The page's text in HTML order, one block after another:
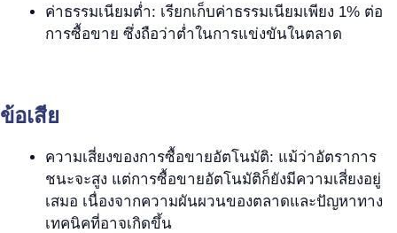
ค่าธรรมเนียมต่ำ: เรียกเก็บค่าธรรมเนียมเพียง 1% ต่อ
การซื้อขาย ซึ่งถือว่าต่ำในการแข่งขันในตลาด
ข้อเสีย
ความเสี่ยงของการซื้อขายอัตโนมัติ: แม้ว่าอัตราการ
ชนะจะสูง แต่การซื้อขายอัตโนมัติก็ยังมีความเสี่ยงอยู่
เสมอ เนื่องจากความผันผวนของตลาดและปัญหาทาง
เทคนิคที่อาจเกิดขึ้น